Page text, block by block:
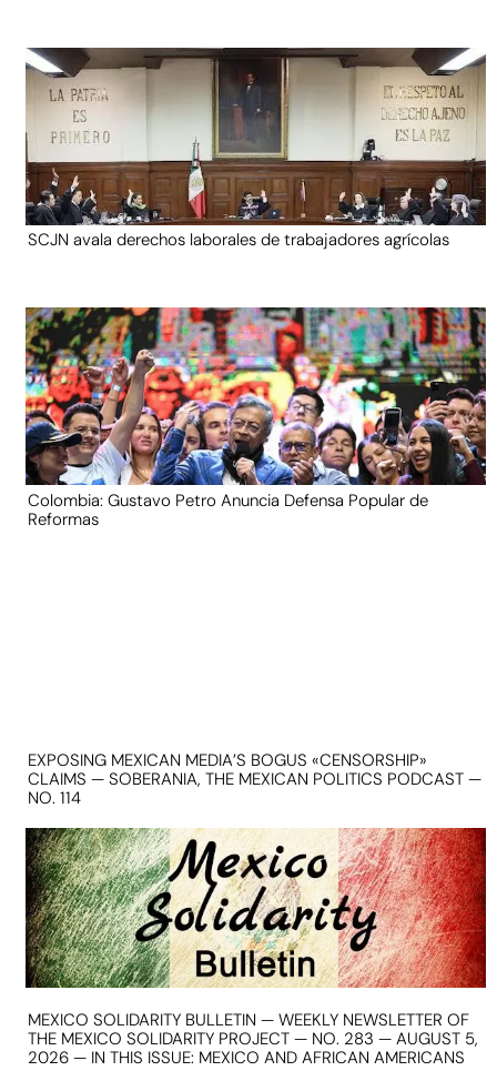
SCJN avala derechos laborales de trabajadores agrícolas
Colombia: Gustavo Petro Anuncia Defensa Popular de
Reformas
EXPOSING MEXICAN MEDIA’S BOGUS «CENSORSHIP»
CLAIMS — SOBERANIA, THE MEXICAN POLITICS PODCAST —
NO. 114
MEXICO SOLIDARITY BULLETIN — WEEKLY NEWSLETTER OF
THE MEXICO SOLIDARITY PROJECT — NO. 283 — AUGUST 5,
2026 — IN THIS ISSUE: MEXICO AND AFRICAN AMERICANS